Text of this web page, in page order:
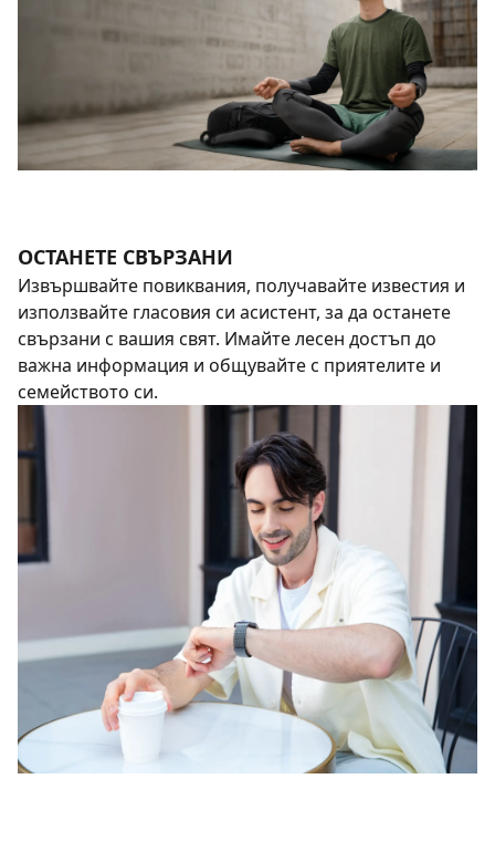
ОСТАНЕТЕ СВЪРЗАНИ
Извършвайте повиквания, получавайте известия и
използвайте гласовия си асистент, за да останете
свързани с вашия свят. Имайте лесен достъп до
важна информация и общувайте с приятелите и
семейството си.